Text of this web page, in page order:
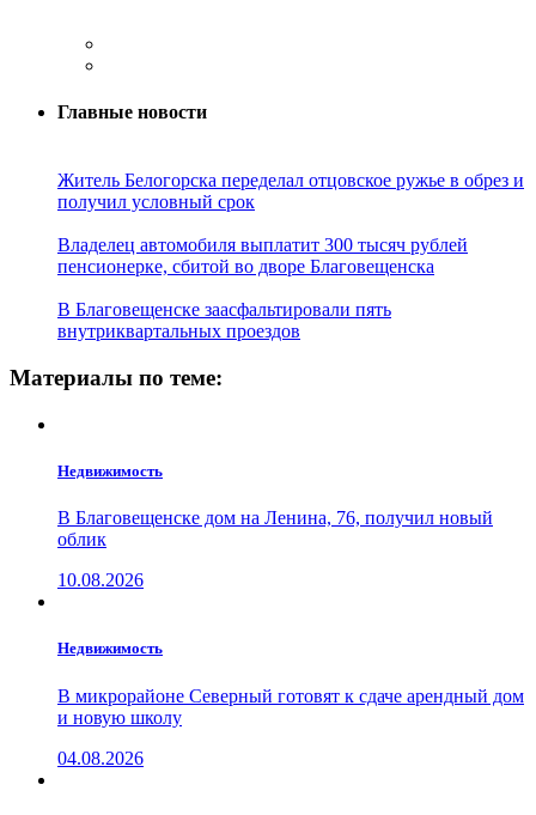
Главные новости
Житель Белогорска переделал отцовское ружье в обрез и
получил условный срок
Владелец автомобиля выплатит 300 тысяч рублей
пенсионерке, сбитой во дворе Благовещенска
В Благовещенске заасфальтировали пять
внутриквартальных проездов
Материалы по теме:
Недвижимость
В Благовещенске дом на Ленина, 76, получил новый
облик
10.08.2026
Недвижимость
В микрорайоне Северный готовят к сдаче арендный дом
и новую школу
04.08.2026